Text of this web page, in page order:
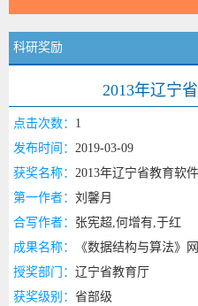
科研奖励
2013年辽宁
点击次数： 1
发布时间： 2019-03-09
获奖名称： 2013年辽宁省教育软
第一作者： 刘馨月
合写作者： 张宪超,何增有,于红
成果名称：
《数据结构与算法》
授奖部门： 辽宁省教育厅
获奖级别： 省部级